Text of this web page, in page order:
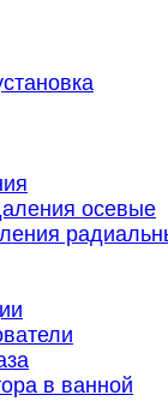
осевые
в ванной